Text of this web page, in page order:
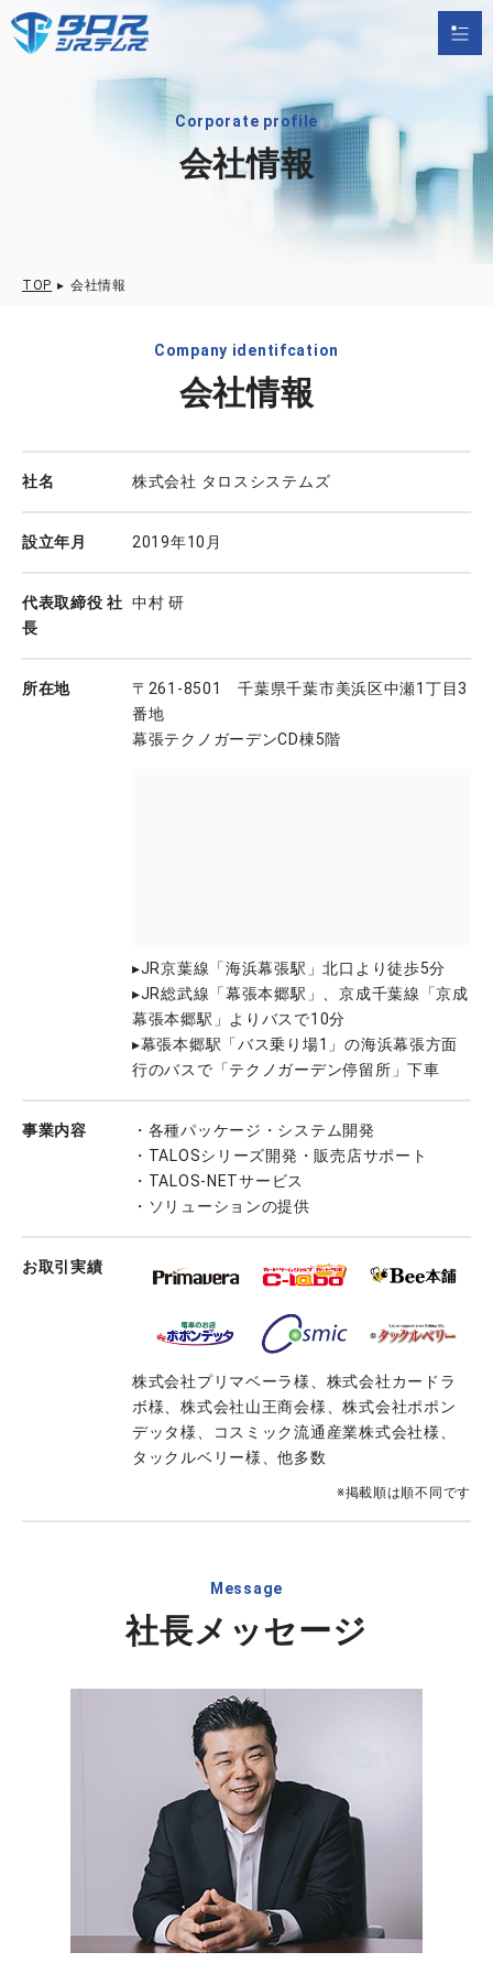
Corporate profile
会社情報
TOP ▸ 会社情報
Company identifcation
会社情報
社名 株式会社 タロスシステムズ
設立年月 2019年10月
代表取締役 社
長
中村 研
所在地
〒261-8501 千葉県千葉市美浜区中瀬1丁目3
番地
幕張テクノガーデンCD棟5階
▸JR京葉線「海浜幕張駅」北口より徒歩5分
▸JR総武線「幕張本郷駅」、京成千葉線「京成
幕張本郷駅」よりバスで10分
▸幕張本郷駅「バス乗り場1」の海浜幕張方面
行のバスで「テクノガーデン停留所」下車
事業内容
・各種パッケージ・システム開発
・TALOSシリーズ開発・販売店サポート
・TALOS-NETサービス
・ソリューションの提供
お取引実績
株式会社プリマベーラ様、株式会社カードラ
ボ様、株式会社山王商会様、株式会社ポポン
デッタ様、コスミック流通産業株式会社様、
タックルベリー様、他多数
※掲載順は順不同です
Message
社長メッセージ